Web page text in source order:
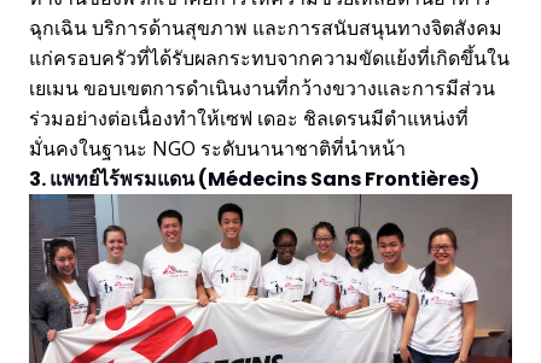
ฉุกเฉิน บริการด้านสุขภาพ และการสนับสนุนทางจิตสังคม
แก่ครอบครัวที่ได้รับผลกระทบจากความขัดแย้งที่เกิดขึ้นใน
เยเมน ขอบเขตการดำเนินงานที่กว้างขวางและการมีส่วน
ร่วมอย่างต่อเนื่องทำให้เซฟ เดอะ ชิลเดรนมีตำแหน่งที่
มั่นคงในฐานะ NGO ระดับนานาชาติที่นำหน้า
3. แพทย์ไร้พรมแดน (Médecins Sans Frontières)